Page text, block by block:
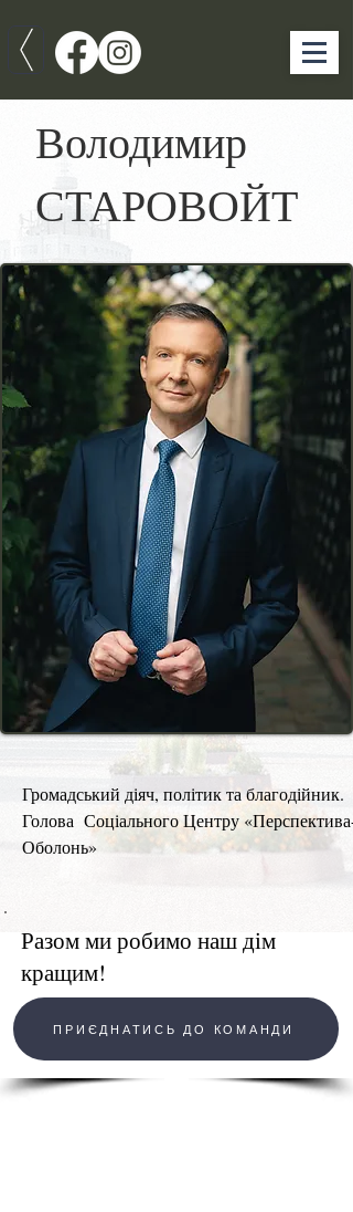
Володимир
СТАРОВОЙТ
Громадський діяч, політик та благодійник.
Голова Соціального Центру «Перспектива-
Оболонь»
Разом ми робимо наш дім
кращим!
ПРИЄДНАТИСЬ ДО КОМАНДИ